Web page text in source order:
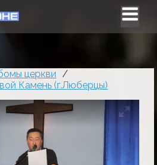
церкви /
Камень (г.Люберцы)